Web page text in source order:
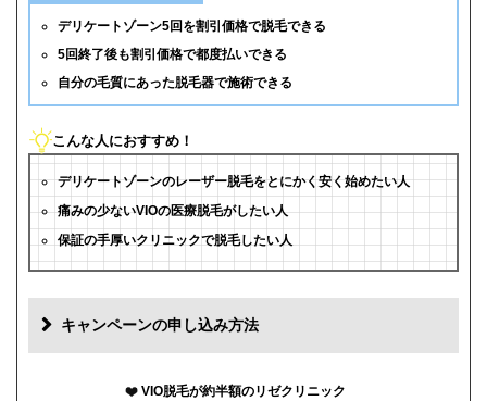
デリケートゾーン5回を割引価格で脱毛できる
5回終了後も割引価格で都度払いできる
自分の毛質にあった脱毛器で施術できる
こんな人におすすめ！
デリケートゾーンのレーザー脱毛をとにかく安く始めたい人
痛みの少ないVIOの医療脱毛がしたい人
保証の手厚いクリニックで脱毛したい人
キャンペーンの申し込み方法
VIO脱毛が約半額のリゼクリニック